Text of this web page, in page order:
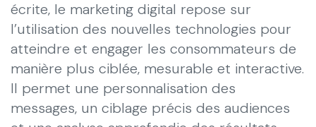
écrite, le marketing digital repose sur
l’utilisation des nouvelles technologies pour
atteindre et engager les consommateurs de
manière plus ciblée, mesurable et interactive.
Il permet une personnalisation des
messages, un ciblage précis des audiences